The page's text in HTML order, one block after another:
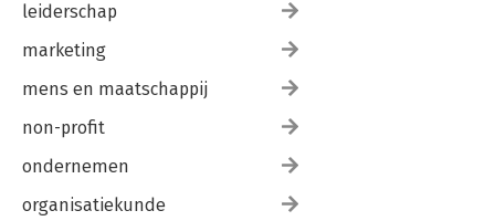
leiderschap
marketing
mens en maatschappij
non-profit
ondernemen
organisatiekunde